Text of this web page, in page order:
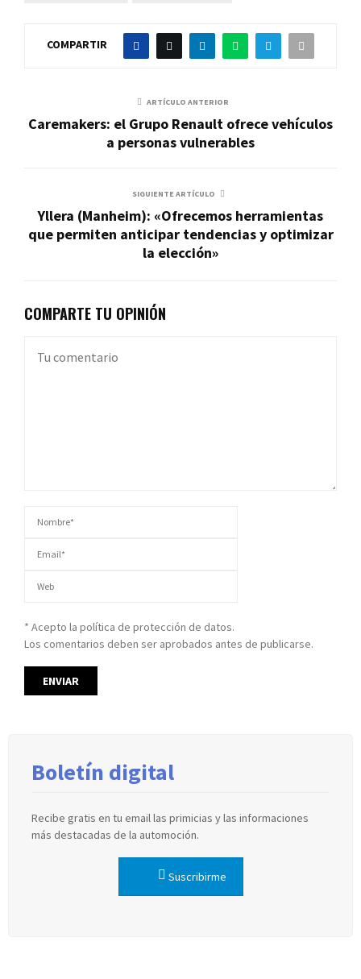
COMPARTIR
ARTÍCULO ANTERIOR
Caremakers: el Grupo Renault ofrece vehículos
a personas vulnerables
SIGUIENTE ARTÍCULO
Yllera (Manheim): «Ofrecemos herramientas
que permiten anticipar tendencias y optimizar
la elección»
COMPARTE TU OPINIÓN
* Acepto la política de protección de datos.
Los comentarios deben ser aprobados antes de publicarse.
Boletín digital
Recibe gratis en tu email las primicias y las informaciones
más destacadas de la automoción.
Suscribirme